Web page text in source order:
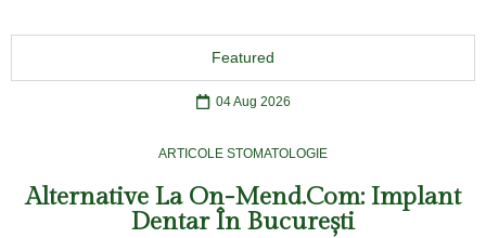
Featured
04 Aug 2026
ARTICOLE STOMATOLOGIE
Alternative La On-Mend.com: Implant
Dentar În București